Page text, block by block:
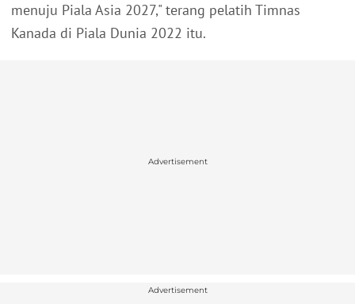
menuju Piala Asia 2027," terang pelatih Timnas
Kanada di Piala Dunia 2022 itu.
Advertisement
Advertisement